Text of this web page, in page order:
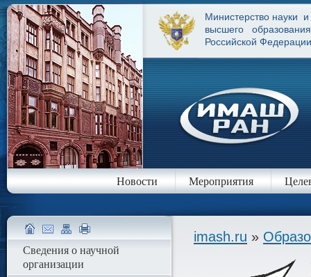
Министерство науки и
высшего образования
Российской Федерации
Новости Мероприятия
imash.ru »
Сведения о научной
организации